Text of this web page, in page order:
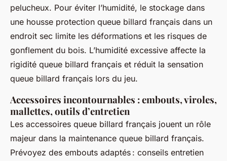
pelucheux. Pour éviter l’humidité, le stockage dans
une housse protection queue billard français dans un
endroit sec limite les déformations et les risques de
gonflement du bois. L’humidité excessive affecte la
rigidité queue billard français et réduit la sensation
queue billard français lors du jeu.
Accessoires incontournables : embouts, viroles,
mallettes, outils d’entretien
Les accessoires queue billard français jouent un rôle
majeur dans la maintenance queue billard français.
Prévoyez des embouts adaptés : conseils entretien